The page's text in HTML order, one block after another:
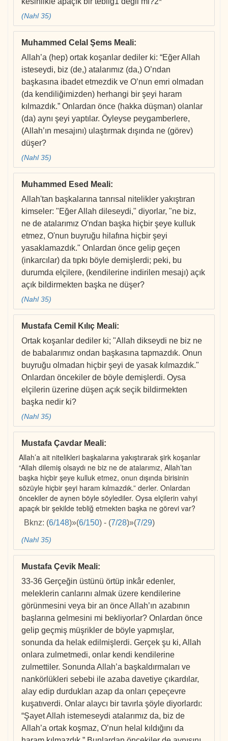
(Nahl 35)
Muhammed Celal Şems Meali:
Allah’a (hep) ortak koşanlar dediler ki: “Eğer Allah
isteseydi, biz (de,) atalarımız (da,) O’ndan
başkasına ibadet etmezdik ve O’nun emri olmadan
(da kendiliğimizden) herhangi bir şeyi haram
kılmazdık.” Onlardan önce (hakka düşman) olanlar
(da) aynı şeyi yaptılar. Öyleyse peygamberlere,
(Allah’ın mesajını) ulaştırmak dışında ne (görev)
düşer?
(Nahl 35)
Muhammed Esed Meali:
Allah'tan başkalarına tanrısal nitelikler yakıştıran
kimseler: "Eğer Allah dileseydi," diyorlar, "ne biz,
ne de atalarımız O'ndan başka hiçbir şeye kulluk
etmez, O'nun buyruğu hilafına hiçbir şeyi
yasaklamazdık." Onlardan önce gelip geçen
(inkarcılar) da tıpkı böyle demişlerdi; peki, bu
durumda elçilere, (kendilerine indirilen mesajı) açık
açık bildirmekten başka ne düşer?
(Nahl 35)
Mustafa Cemil Kılıç Meali:
Ortak koşanlar dediler ki; "Allah dikseydi ne biz ne
de babalarımız ondan başkasına tapmazdık. Onun
buyruğu olmadan hiçbir şeyi de yasak kılmazdık."
Onlardan öncekiler de böyle demişlerdi. Oysa
elçilerin üzerine düşen açık seçik bildirmekten
başka nedir ki?
(Nahl 35)
Mustafa Çavdar Meali:
Allah’a ait nitelikleri başkalarına yakıştırarak şirk koşanlar
“Allah dilemiş olsaydı ne biz ne de atalarımız, Allah’tan
başka hiçbir şeye kulluk etmez, onun dışında birisinin
sözüyle hiçbir şeyi haram kılmazdık.” derler. Onlardan
öncekiler de aynen böyle söylediler. Oysa elçilerin vahyi
apaçık bir şekilde tebliğ etmekten başka ne görevi var?
Bknz: (6/148)»(6/150) - (7/28)»(7/29)
(Nahl 35)
Mustafa Çevik Meali:
33-36 Gerçeğin üstünü örtüp inkâr edenler,
meleklerin canlarını almak üzere kendilerine
görünmesini veya bir an önce Allah’ın azabının
başlarına gelmesini mi bekliyorlar? Onlardan önce
gelip geçmiş müşrikler de böyle yapmışlar,
sonunda da helak edilmişlerdi. Gerçek şu ki, Allah
onlara zulmetmedi, onlar kendi kendilerine
zulmettiler. Sonunda Allah’a başkaldırmaları ve
nankörlükleri sebebi ile azaba davetiye çıkardılar,
alay edip durdukları azap da onları çepeçevre
kuşatıverdi. Onlar alaycı bir tavırla şöyle diyorlardı:
“Şayet Allah istemeseydi atalarımız da, biz de
Allah’a ortak koşmaz, O’nun helal kıldığını da